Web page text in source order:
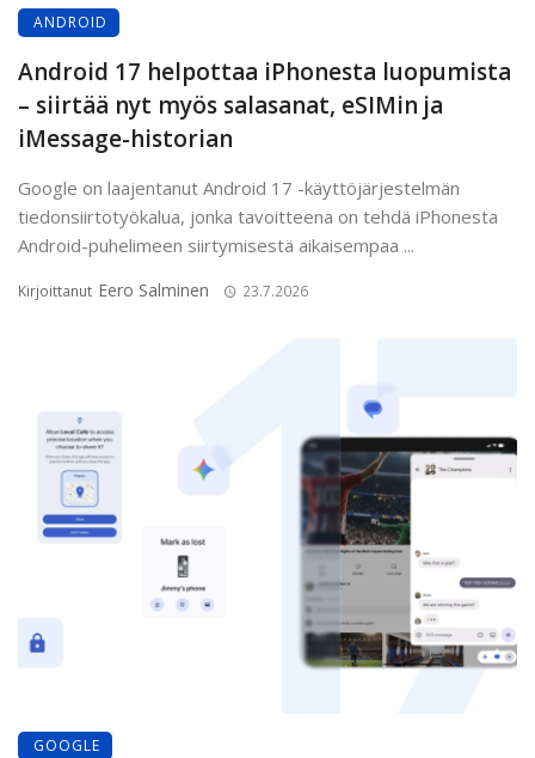
ANDROID
Android 17 helpottaa iPhonesta luopumista
– siirtää nyt myös salasanat, eSIMin ja
iMessage-historian
Google on laajentanut Android 17 -käyttöjärjestelmän
tiedonsiirtotyökalua, jonka tavoitteena on tehdä iPhonesta
Android-puhelimeen siirtymisestä aikaisempaa ...
Kirjoittanut Eero Salminen 23.7.2026
GOOGLE